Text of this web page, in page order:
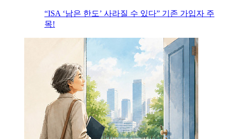
“ISA ‘남은 한도’ 사라질 수 있다” 기존 가입자 주
목!